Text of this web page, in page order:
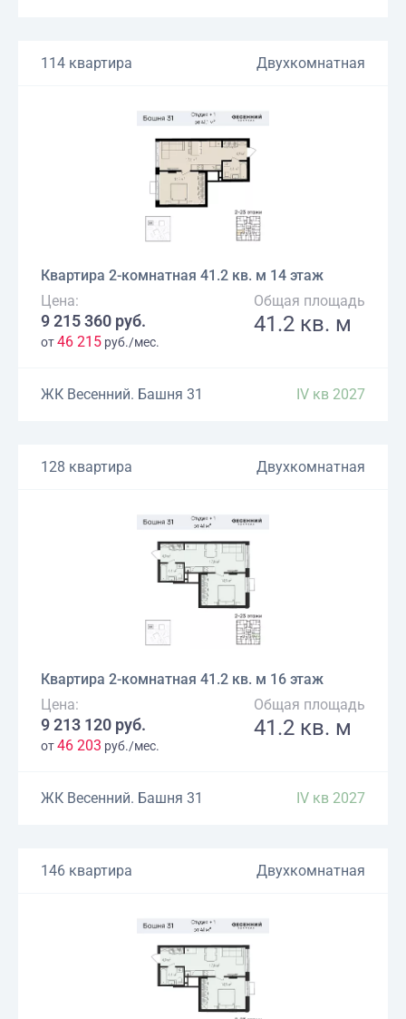
114 квартира Двухкомнатная
Квартира 2-комнатная 41.2 кв. м 14 этаж
Цена:
9 215 360 руб.
от46 215 руб./мес.
Общая площадь
41.2 кв. м
ЖК Весенний. Башня 31 IV кв 2027
128 квартира Двухкомнатная
Квартира 2-комнатная 41.2 кв. м 16 этаж
Цена:
9 213 120 руб.
от46 203 руб./мес.
Общая площадь
41.2 кв. м
ЖК Весенний. Башня 31 IV кв 2027
146 квартира Двухкомнатная